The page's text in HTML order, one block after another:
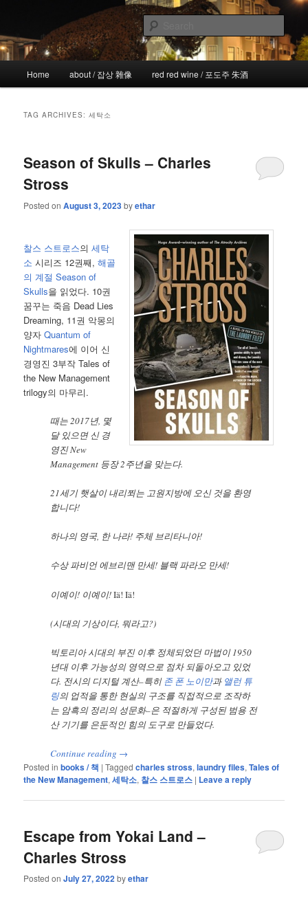
primary
content
secondary
content!wicked
the more I see the less I know
Home about / 잡상 雜像 red red wine / 포도주 朱酒
TAG ARCHIVES:세탁소
Season of Skulls – Charles
Stross
Posted onAugust 3, 2023byethar
찰스 스트로스의세탁
소 시리즈 12권째,해골
의 계절 Season of
Skulls을 읽었다. 10권
꿈꾸는 죽음 Dead Lies
Dreaming, 11권 악몽의
양자Quantum of
Nightmares에 이어 신
경영진 3부작 Tales of
the New Management
trilogy의 마무리.
때는 2017년, 몇
달 있으면 신 경
영진 New
Management 등장 2주년을 맞는다.
21세기 햇살이 내리쬐는 고원지방에 오신 것을 환영
합니다!
하나의 영국, 한 나라! 주체 브리타니아!
수상 파비언 에브리맨 만세! 블랙 파라오 만세!
이예이! 이예이!Iä! Iä!
(시대의 기상이다, 뭐라고?)
빅토리아 시대의 부진 이후 정체되었던 마법이 1950
년대 이후 가능성의 영역으로 점차 되돌아오고 있었
다. 전시의 디지털 계산–특히존 폰 노이만과 앨런 튜
링의 업적을 통한 현실의 구조를 직접적으로 조작하
는 암흑의 정리의 성문화–은 적절하게 구성된 범용 전
산 기기를 은둔적인 힘의 도구로 만들었다.
Continue reading →
Posted in books / 책 |Tagged charles stross,laundry files,Tales of
the New Management,세탁소, 찰스 스트로스 | Leave a reply
Escape from Yokai Land –
Charles Stross
Posted onJuly 27, 2022byethar